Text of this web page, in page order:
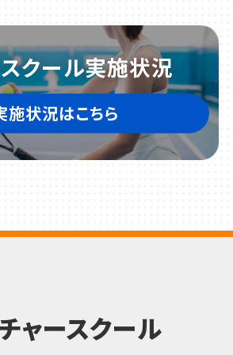
クール実施状況
施状況はこちら
ャースクール